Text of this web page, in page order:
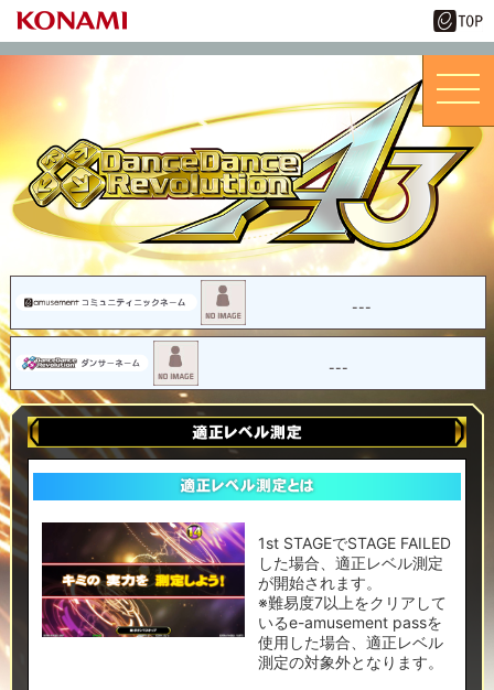
---
---
1st STAGEでSTAGE FAILED
した場合、適正レベル測定
が開始されます。
※難易度7以上をクリアして
いるe-amusement passを
使用した場合、適正レベル
測定の対象外となります。